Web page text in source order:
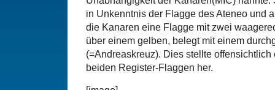
in Unkenntnis der Flagge des Ateneo und
die Kanaren eine Flagge mit zwei
über einem gelben, belegt mit einem
(=Andreaskreuz). Dies stellte
beiden Register-Flaggen her.